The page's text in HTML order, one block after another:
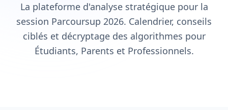
La plateforme d'analyse stratégique pour la
session Parcoursup 2026. Calendrier, conseils
ciblés et décryptage des algorithmes pour
Étudiants, Parents et Professionnels.